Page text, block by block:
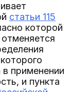
статьи 115
которой
в применении
и пункта